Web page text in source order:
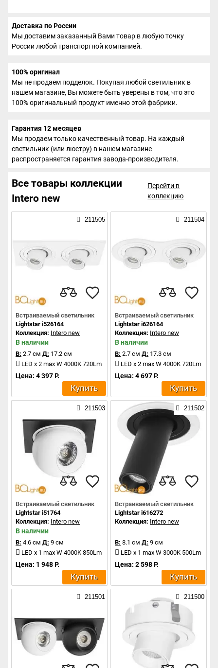
Доставка по России
Мы доставим заказанный Вами товар в любую точку
России любой транспортной компанией.
100% оригинал
Мы не продаем подделок. Покупая любой светильник в
нашем магазине, Вы можете быть уверены в том, что это
100% оригинальный продукт именно этой фабрики.
Гарантия 12 месяцев
Мы продаем только качественный товар. На каждый
светильник (или люстру) в нашем магазине
распространяется гарантия завода-производителя.
Все товары коллекции
Intero new
Перейти в
коллекцию
211505
Встраиваемый светильник
Lightstar i526164
Коллекция: Intero new
В наличии
В: 2.7 см Д: 17.2 см
LED x 2 max W 4000K 720Lm
Цена: 4 397 Р.
Купить
211504
Встраиваемый светильник
Lightstar i626164
Коллекция: Intero new
В наличии
В: 2.7 см Д: 17.3 см
LED x 2 max W 4000K 720Lm
Цена: 4 697 Р.
Купить
211503
Встраиваемый светильник
Lightstar i51764
Коллекция: Intero new
В наличии
В: 4.6 см Д: 9 см
LED x 1 max W 4000K 850Lm
Цена: 1 948 Р.
Купить
211502
Встраиваемый светильник
Lightstar i616272
Коллекция: Intero new
В: 8.1 см Д: 9 см
LED x 1 max W 3000K 500Lm
Цена: 2 598 Р.
Купить
211501 211500